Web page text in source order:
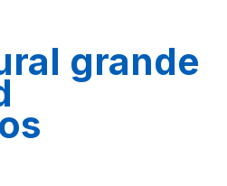
grande